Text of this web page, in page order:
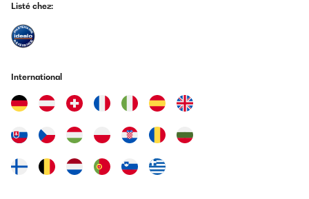
Listé chez:
International